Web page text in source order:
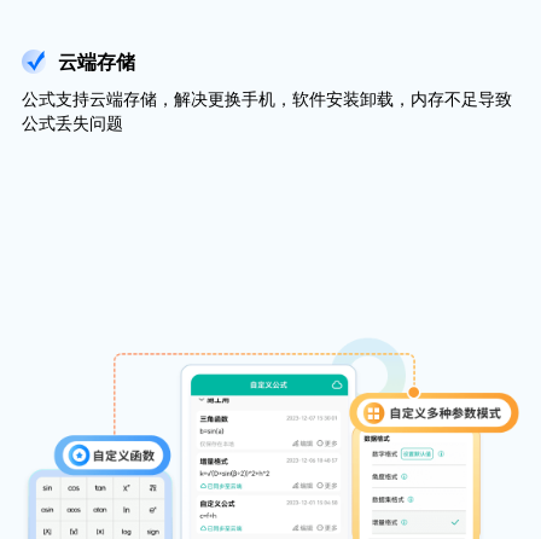
云端存储
公式支持云端存储，解决更换手机，软件安装卸载，内存不足导致
公式丢失问题